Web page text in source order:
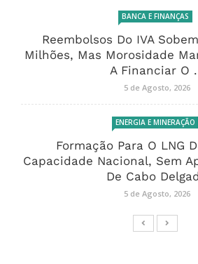
BANCA E FINANÇAS
Reembolsos Do IVA
Milhões, Mas Morosidade
A Financiar O
5 de Agosto, 2026
ENERGIA E MINERAÇÃO
Formação Para O LNG
Capacidade Nacional, Sem
De Cabo
5 de Agosto, 2026